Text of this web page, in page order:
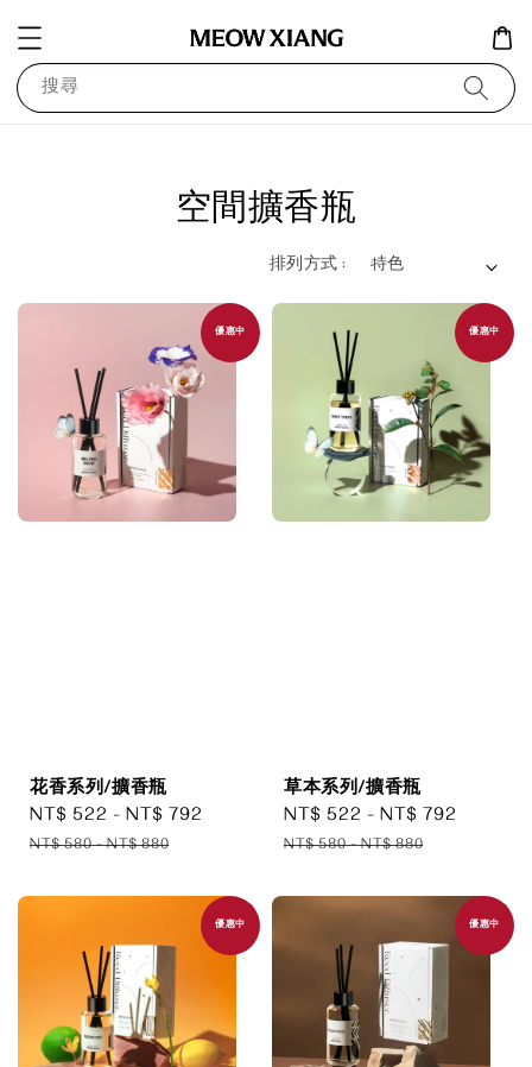
搜尋
空間擴香瓶
排列方式 :
優惠中
花香系列/擴香瓶
Sale
price
NT$ 522 -NT$ 792
NT$ 580-NT$ 880
優惠中
草本系列/擴香瓶
Sale
price
NT$ 522 -NT$ 792
NT$ 580-NT$ 880
優惠中 優惠中